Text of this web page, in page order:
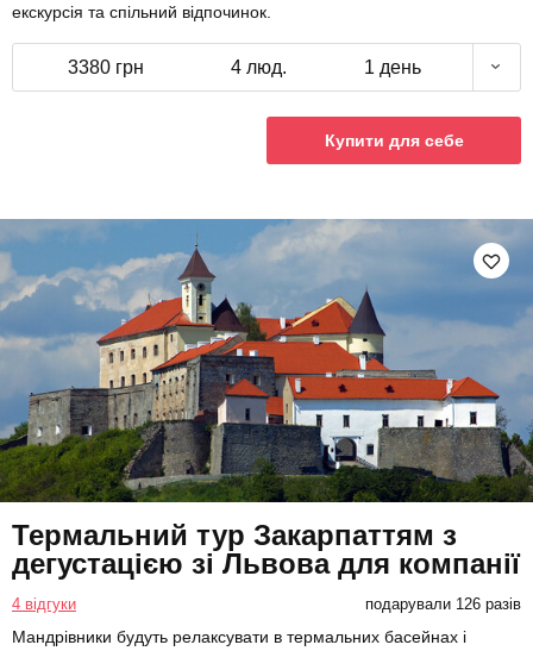
екскурсія та спільний відпочинок.
3380 грн 4 люд. 1 день
Купити для себе
Термальний тур Закарпаттям з
дегустацією зі Львова для компанії
4 відгуки подарували 126 разів
Мандрівники будуть релаксувати в термальних басейнах і